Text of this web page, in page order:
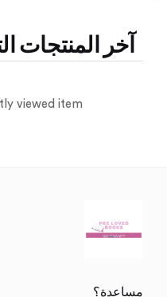
آخر المنتجات
viewed item.
مساعدة؟